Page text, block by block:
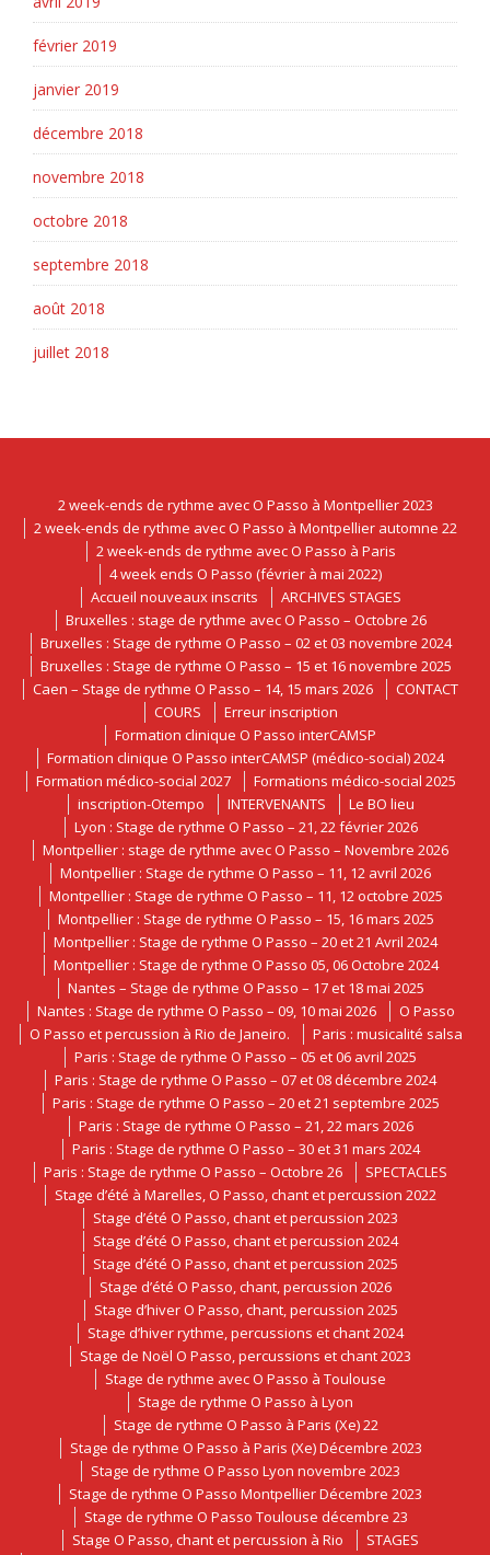
février 2019
janvier 2019
décembre 2018
novembre 2018
octobre 2018
septembre 2018
août 2018
juillet 2018
2 week-ends de rythme avec O Passo à Montpellier 2023
2 week-ends de rythme avec O Passo à Montpellier automne 22
2 week-ends de rythme avec O Passo à Paris
4 week ends O Passo (février à mai 2022)
Accueil nouveaux inscrits
ARCHIVES STAGES
Bruxelles : stage de rythme avec O Passo – Octobre 26
Bruxelles : Stage de rythme O Passo – 02 et 03 novembre 2024
Bruxelles : Stage de rythme O Passo – 15 et 16 novembre 2025
Caen – Stage de rythme O Passo – 14, 15 mars 2026
CONTACT
COURS
Erreur inscription
Formation clinique O Passo interCAMSP
Formation clinique O Passo interCAMSP (médico-social) 2024
Formation médico-social 2027
Formations médico-social 2025
inscription-Otempo
INTERVENANTS
Le BO lieu
Lyon : Stage de rythme O Passo – 21, 22 février 2026
Montpellier : stage de rythme avec O Passo – Novembre 2026
Montpellier : Stage de rythme O Passo – 11, 12 avril 2026
Montpellier : Stage de rythme O Passo – 11, 12 octobre 2025
Montpellier : Stage de rythme O Passo – 15, 16 mars 2025
Montpellier : Stage de rythme O Passo – 20 et 21 Avril 2024
Montpellier : Stage de rythme O Passo 05, 06 Octobre 2024
Nantes – Stage de rythme O Passo – 17 et 18 mai 2025
Nantes : Stage de rythme O Passo – 09, 10 mai 2026
O Passo
O Passo et percussion à Rio de Janeiro.
Paris : musicalité salsa
Paris : Stage de rythme O Passo – 05 et 06 avril 2025
Paris : Stage de rythme O Passo – 07 et 08 décembre 2024
Paris : Stage de rythme O Passo – 20 et 21 septembre 2025
Paris : Stage de rythme O Passo – 21, 22 mars 2026
Paris : Stage de rythme O Passo – 30 et 31 mars 2024
Paris : Stage de rythme O Passo – Octobre 26
SPECTACLES
Stage d’été à Marelles, O Passo, chant et percussion 2022
Stage d’été O Passo, chant et percussion 2023
Stage d’été O Passo, chant et percussion 2024
Stage d’été O Passo, chant et percussion 2025
Stage d’été O Passo, chant, percussion 2026
Stage d’hiver O Passo, chant, percussion 2025
Stage d’hiver rythme, percussions et chant 2024
Stage de Noël O Passo, percussions et chant 2023
Stage de rythme avec O Passo à Toulouse
Stage de rythme O Passo à Lyon
Stage de rythme O Passo à Paris (Xe) 22
Stage de rythme O Passo à Paris (Xe) Décembre 2023
Stage de rythme O Passo Lyon novembre 2023
Stage de rythme O Passo Montpellier Décembre 2023
Stage de rythme O Passo Toulouse décembre 23
Stage O Passo, chant et percussion à Rio
STAGES